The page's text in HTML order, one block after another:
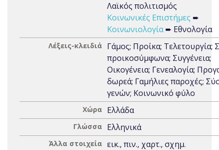
Λαϊκός πολιτισμός
Κοινωνικές Επιστήμες ➨
Κοινωνιολογία➨ Εθνολογία
Λέξεις-κλειδιά
Γάμος; Προίκα; Τελετουργία;
προικοσύμφωνα; Συγγένεια;
Οικογένεια; Γενεαλογία;
δωρεά; Γαμήλιες παροχές;
γενών; Κοινωνικό φύλο
Χώρα Ελλάδα
Γλώσσα Ελληνικά
Άλλα στοιχεία εικ., πιν., χαρτ., σχημ.